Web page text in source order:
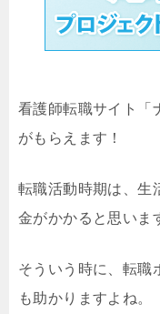
看護師転職サイト「
がもらえます！
転職活動時期は、生
金がかかると思いま
そういう時に、転職
も助かりますよね。